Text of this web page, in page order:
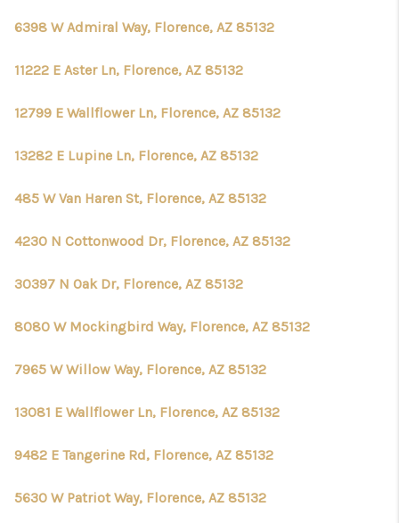
6398 W Admiral Way, Florence, AZ 85132
11222 E Aster Ln, Florence, AZ 85132
12799 E Wallflower Ln, Florence, AZ 85132
13282 E Lupine Ln, Florence, AZ 85132
485 W Van Haren St, Florence, AZ 85132
4230 N Cottonwood Dr, Florence, AZ 85132
30397 N Oak Dr, Florence, AZ 85132
8080 W Mockingbird Way, Florence, AZ 85132
7965 W Willow Way, Florence, AZ 85132
13081 E Wallflower Ln, Florence, AZ 85132
9482 E Tangerine Rd, Florence, AZ 85132
5630 W Patriot Way, Florence, AZ 85132